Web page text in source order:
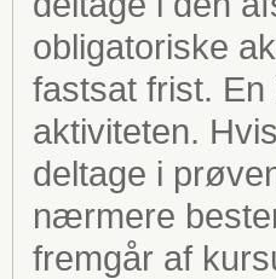
obligatoriske
fastsat frist.
aktiviteten.
deltage i
nærmere
fremgår af